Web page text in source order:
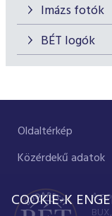
Imázs fotók
BÉT logók
Oldaltérkép
Közérdekű adatok
A
COOKIE-K